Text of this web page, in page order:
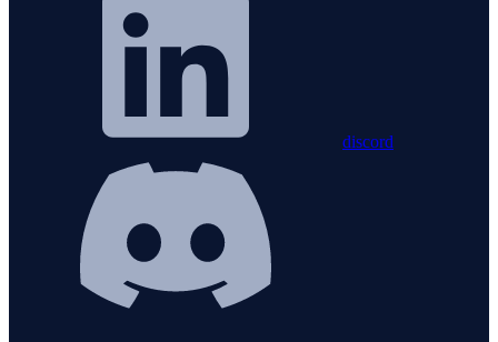
discord